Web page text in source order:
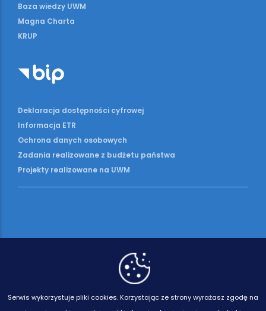
Baza wiedzy UWM
Magna Charta
KRUP
Deklaracja dostępności cyfrowej
Informacja ETR
Ochrona danych osobowych
Zadania realizowane z budżetu państwa
Projekty realizowane na UWM
Serwis wykorzystuje pliki cookies. Korzystając ze strony wyrażasz zgodę na